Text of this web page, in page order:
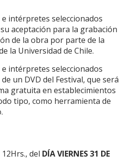
intérpretes seleccionados
aceptación para la grabación
de la obra por parte de la
la Universidad de Chile.
intérpretes seleccionados
un DVD del Festival, que será
gratuita en establecimientos
tipo, como herramienta de
del DÍA VIERNES 31 DE